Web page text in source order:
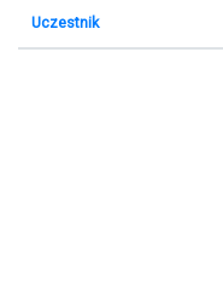
Uczestnik